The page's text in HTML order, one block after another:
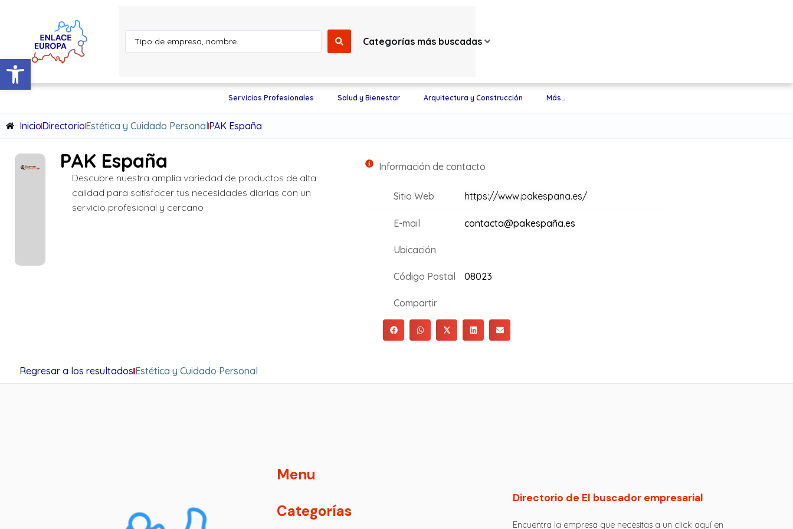
Abrir barra de herramientas
Categorías más buscadas
Servicios Profesionales Salud y Bienestar Arquitectura y Construcción Más…
InicioDirectorioEstética y Cuidado PersonalPAK España
PAK España
Descubre nuestra amplia variedad de productos de alta
calidad para satisfacer tus necesidades diarias con un
servicio profesional y cercano
Información de contacto
Sitio Web https://www.pakespana.es/
E-mail contacta@pakespaña.es
Ubicación
Código Postal 08023
Compartir
Regresar a los resultadosEstética y Cuidado Personal
Menu
Categorías
Directorio de El buscador empresarial
Encuentra la empresa que necesitas a un click aquí en